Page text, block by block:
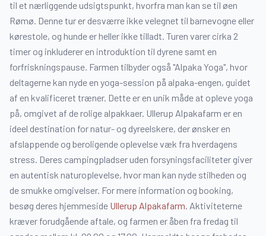
til et nærliggende udsigtspunkt, hvorfra man kan se til øen
Rømø. Denne tur er desværre ikke velegnet til barnevogne eller
kørestole, og hunde er heller ikke tilladt. Turen varer cirka 2
timer og inkluderer en introduktion til dyrene samt en
forfriskningspause. Farmen tilbyder også "Alpaka Yoga", hvor
deltagerne kan nyde en yoga-session på alpaka-engen, guidet
af en kvalificeret træner. Dette er en unik måde at opleve yoga
på, omgivet af de rolige alpakkaer. Ullerup Alpakafarm er en
ideel destination for natur- og dyreelskere, der ønsker en
afslappende og beroligende oplevelse væk fra hverdagens
stress. Deres campingpladser uden forsyningsfaciliteter giver
en autentisk naturoplevelse, hvor man kan nyde stilheden og
de smukke omgivelser. For mere information og booking,
besøg deres hjemmeside Ullerup Alpakafarm. Aktiviteterne
kræver forudgående aftale, og farmen er åben fra fredag til